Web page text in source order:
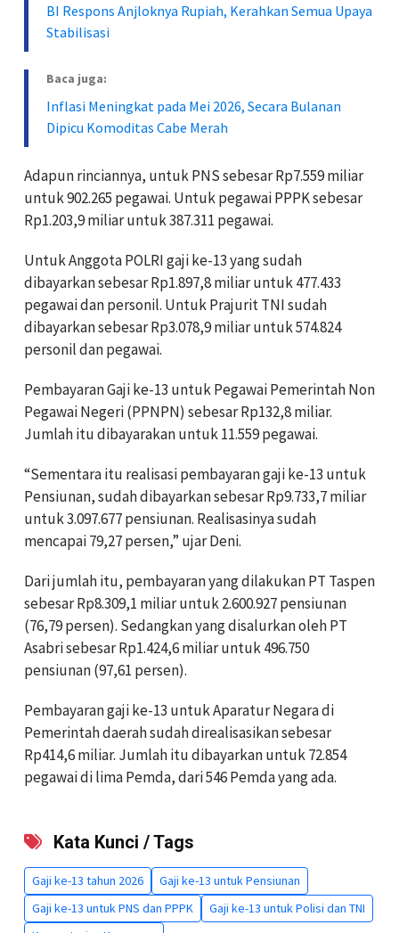
BI Respons Anjloknya Rupiah, Kerahkan Semua Upaya
Stabilisasi
Baca juga:
Inflasi Meningkat pada Mei 2026, Secara Bulanan
Dipicu Komoditas Cabe Merah
Adapun rinciannya, untuk PNS sebesar Rp7.559 miliar
untuk 902.265 pegawai. Untuk pegawai PPPK sebesar
Rp1.203,9 miliar untuk 387.311 pegawai.
Untuk Anggota POLRI gaji ke-13 yang sudah
dibayarkan sebesar Rp1.897,8 miliar untuk 477.433
pegawai dan personil. Untuk Prajurit TNI sudah
dibayarkan sebesar Rp3.078,9 miliar untuk 574.824
personil dan pegawai.
Pembayaran Gaji ke-13 untuk Pegawai Pemerintah Non
Pegawai Negeri (PPNPN) sebesar Rp132,8 miliar.
Jumlah itu dibayarakan untuk 11.559 pegawai.
“Sementara itu realisasi pembayaran gaji ke-13 untuk
Pensiunan, sudah dibayarkan sebesar Rp9.733,7 miliar
untuk 3.097.677 pensiunan. Realisasinya sudah
mencapai 79,27 persen,” ujar Deni.
Dari jumlah itu, pembayaran yang dilakukan PT Taspen
sebesar Rp8.309,1 miliar untuk 2.600.927 pensiunan
(76,79 persen). Sedangkan yang disalurkan oleh PT
Asabri sebesar Rp1.424,6 miliar untuk 496.750
pensiunan (97,61 persen).
Pembayaran gaji ke-13 untuk Aparatur Negara di
Pemerintah daerah sudah direalisasikan sebesar
Rp414,6 miliar. Jumlah itu dibayarkan untuk 72.854
pegawai di lima Pemda, dari 546 Pemda yang ada.
Kata Kunci / Tags
Gaji ke-13 tahun 2026
Gaji ke-13 untuk Pensiunan
Gaji ke-13 untuk PNS dan PPPK
Gaji ke-13 untuk Polisi dan TNI